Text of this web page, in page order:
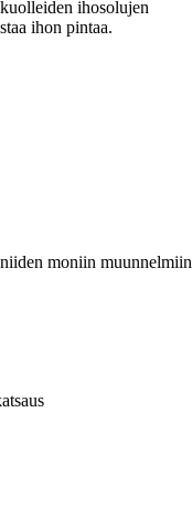
ihosolujen
ihon pintaa.
moniin muunnelmiin